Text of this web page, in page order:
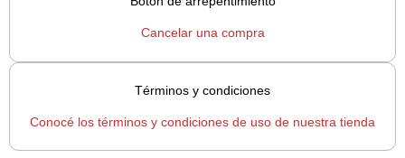
Cancelar una compra
Términos y condiciones
Conocé los términos y condiciones de uso de nuestra tienda